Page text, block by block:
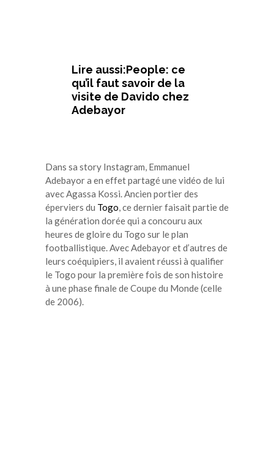
Lire aussi:People: ce
qu’il faut savoir de la
visite de Davido chez
Adebayor
Dans sa story Instagram, Emmanuel
Adebayor a en effet partagé une vidéo de lui
avec Agassa Kossi. Ancien portier des
éperviers du Togo, ce dernier faisait partie de
la génération dorée qui a concouru aux
heures de gloire du Togo sur le plan
footballistique. Avec Adebayor et d’autres de
leurs coéquipiers, il avaient réussi à qualifier
le Togo pour la première fois de son histoire
à une phase finale de Coupe du Monde (celle
de 2006).